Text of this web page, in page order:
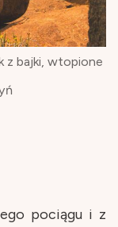
z bajki, wtopione
pociągu i z